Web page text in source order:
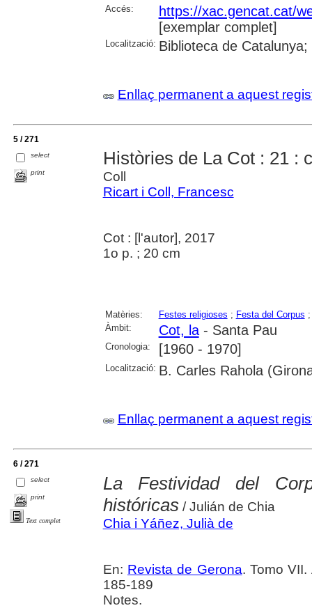
Accés:
https://xac.gencat.cat/
[exemplar complet]
Localització: Biblioteca de
Enllaç permanent a aquest
5 / 271
select
print
Històries de La Cot : 21 :
Coll
Ricart i Coll, Francesc
Cot : [l'autor], 2017
1o p. ; 20 cm
Matèries: Festes religioses ; Festa del Corpus
Àmbit:
Cot, la- Santa Pau
Cronologia: [1960 - 1970]
Localització: B. Carles Rahola
Enllaç permanent a aquest
6 / 271
select
print
Text complet
La Festividad del
históricas/ Julián de Chia
Chia i Yáñez, Julià de
En: Revista de Gerona. Tomo
185-189
Notes.